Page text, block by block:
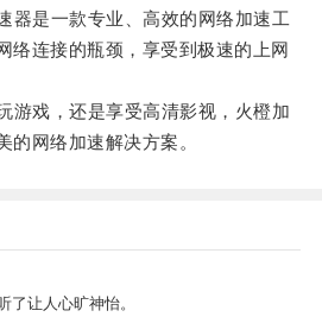
是一款专业、高效的网络加速工
络连接的瓶颈，享受到极速的上网
戏，还是享受高清影视，火橙加
的网络加速解决方案。
了让人心旷神怡。